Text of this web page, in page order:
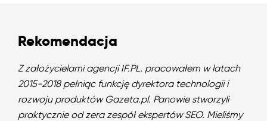
Rekomendacja
Z założycielami agencji IF.PL. pracowałem w latach
2015-2018 pełniąc funkcję dyrektora technologii i
rozwoju produktów Gazeta.pl. Panowie stworzyli
praktycznie od zera zespół ekspertów SEO. Mieliśmy